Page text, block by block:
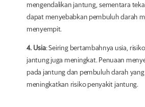
mengendalikan jantung, sementara
dapat menyebabkan pembuluh darah
menyempit.
4. Usia: Seiring bertambahnya usia,
jantung juga meningkat. Penuaan
pada jantung dan pembuluh darah
meningkatkan risiko penyakit jantung.